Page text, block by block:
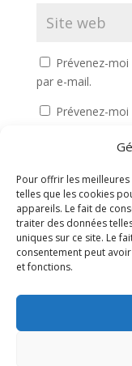
Pour offrir les
telles que les cookies
appareils. Le fait de
traiter des données
uniques sur ce site. Le
consentement peut
et fonctions.
Prévenez-
par e-mail.
Prévenez-
Mentions